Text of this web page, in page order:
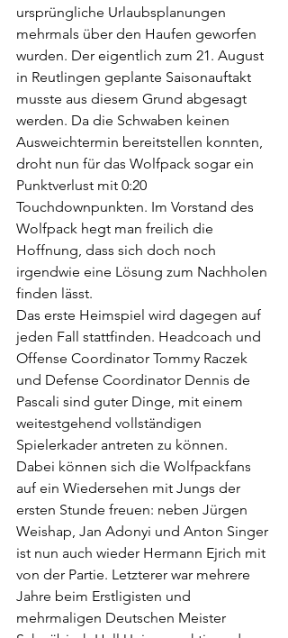
ursprüngliche Urlaubsplanungen
mehrmals über den Haufen geworfen
wurden. Der eigentlich zum 21. August
in Reutlingen geplante Saisonauftakt
musste aus diesem Grund abgesagt
werden. Da die Schwaben keinen
Ausweichtermin bereitstellen konnten,
droht nun für das Wolfpack sogar ein
Punktverlust mit 0:20
Touchdownpunkten. Im Vorstand des
Wolfpack hegt man freilich die
Hoffnung, dass sich doch noch
irgendwie eine Lösung zum Nachholen
finden lässt.
Das erste Heimspiel wird dagegen auf
jeden Fall stattfinden. Headcoach und
Offense Coordinator Tommy Raczek
und Defense Coordinator Dennis de
Pascali sind guter Dinge, mit einem
weitestgehend vollständigen
Spielerkader antreten zu können.
Dabei können sich die Wolfpackfans
auf ein Wiedersehen mit Jungs der
ersten Stunde freuen: neben Jürgen
Weishap, Jan Adonyi und Anton Singer
ist nun auch wieder Hermann Ejrich mit
von der Partie. Letzterer war mehrere
Jahre beim Erstligisten und
mehrmaligen Deutschen Meister